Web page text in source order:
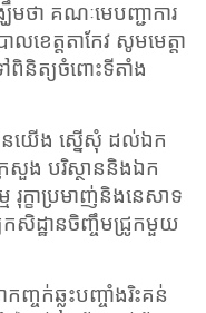
មថា គណៈមេបញ្ជាការ
េត្តតាកែវ សូមមេត្តា
ពិនិត្យចំពោះទីតាំង
នយើង ស្នើសុំ ដល់ឯក
សួង បរិស្ថាននិងឯក
រុក្ខាប្រមាញ់និងនេសាទ
កសិដ្ឋានចិញ្ចឹមជ្រូកមួយ
ញ្ចក់ឆ្លុះបញ្ចាំងរិះគន់